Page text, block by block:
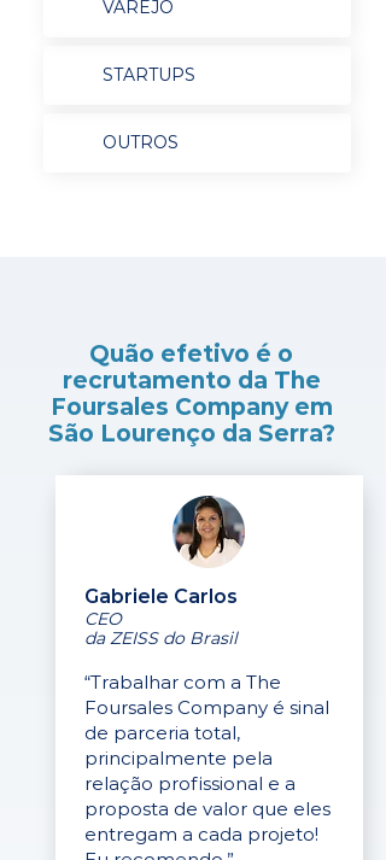
VAREJO
STARTUPS
OUTROS
Quão efetivo é o
recrutamento da The
Foursales Company em
São Lourenço da Serra?
Gabriele Carlos
CEO
da ZEISS do Brasil
“Trabalhar com a The
Foursales Company é sinal
de parceria total,
principalmente pela
relação profissional e a
proposta de valor que eles
entregam a cada projeto!